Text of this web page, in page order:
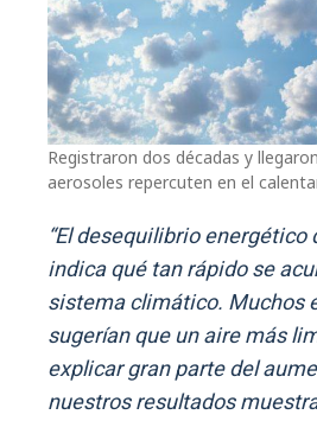
Registraron dos décadas y
aerosoles repercuten en el
“El desequilibrio energético
indica qué tan rápido se
sistema climático. Muchos
sugerían que un aire más
explicar gran parte del
nuestros resultados